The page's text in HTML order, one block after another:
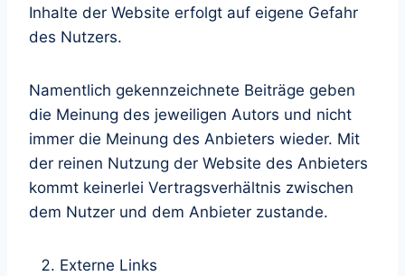
Inhalte der Website erfolgt auf eigene Gefahr
des Nutzers.
Namentlich gekennzeichnete Beiträge geben
die Meinung des jeweiligen Autors und nicht
immer die Meinung des Anbieters wieder. Mit
der reinen Nutzung der Website des Anbieters
kommt keinerlei Vertragsverhältnis zwischen
dem Nutzer und dem Anbieter zustande.
Externe Links